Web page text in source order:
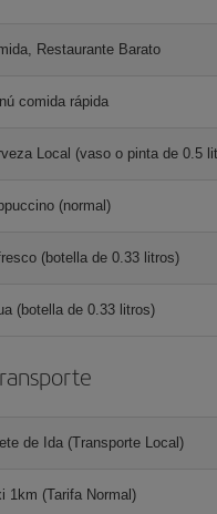
Restaurante Barato
comida rápida
Local (vaso o pinta de 0.5
(normal)
(botella de 0.33 litros)
(botella de 0.33 litros)
de Ida (Transporte Local)
1km (Tarifa Normal)